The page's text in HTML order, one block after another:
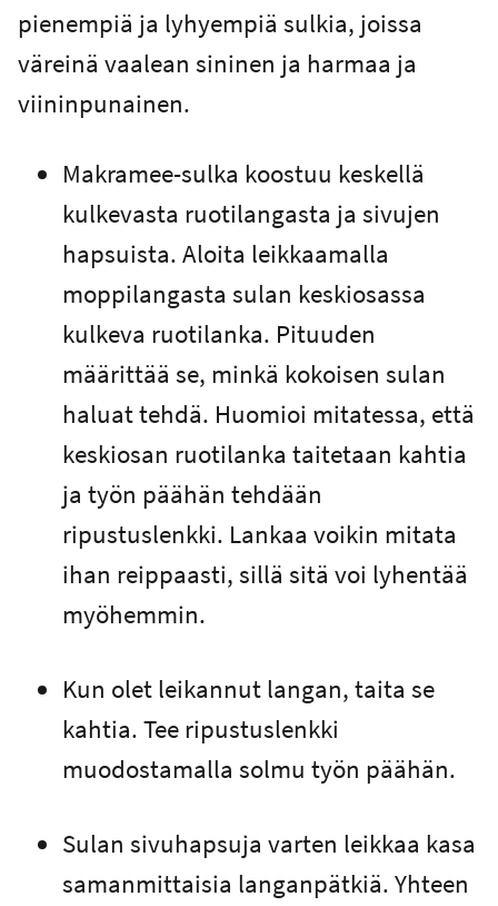
pienempiä ja lyhyempiä sulkia, joissa
väreinä vaalean sininen ja harmaa ja
viininpunainen.
Makramee-sulka koostuu keskellä
kulkevasta ruotilangasta ja sivujen
hapsuista. Aloita leikkaamalla
moppilangasta sulan keskiosassa
kulkeva ruotilanka. Pituuden
määrittää se, minkä kokoisen sulan
haluat tehdä. Huomioi mitatessa, että
keskiosan ruotilanka taitetaan kahtia
ja työn päähän tehdään
ripustuslenkki. Lankaa voikin mitata
ihan reippaasti, sillä sitä voi lyhentää
myöhemmin.
Kun olet leikannut langan, taita se
kahtia. Tee ripustuslenkki
muodostamalla solmu työn päähän.
Sulan sivuhapsuja varten leikkaa kasa
samanmittaisia langanpätkiä. Yhteen